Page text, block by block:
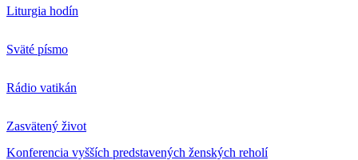
Liturgia hodín
Sväté písmo
Rádio vatikán
Zasvätený život
Konferencia vyšších predstavených ženských reholí